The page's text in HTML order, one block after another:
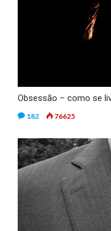
Obsessão – como se
182 76625